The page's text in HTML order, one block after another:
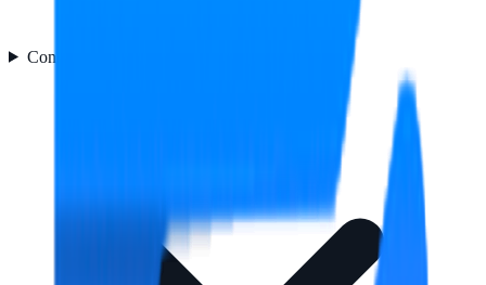
Contenido del embalaje